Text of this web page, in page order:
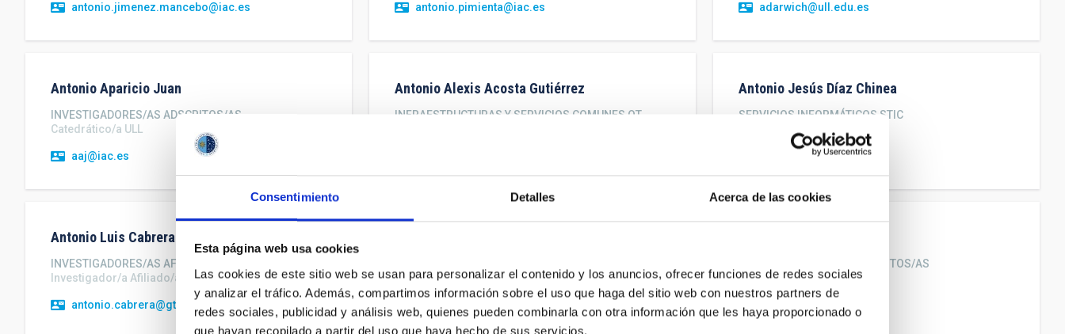
Consentimiento Detalles Acerca de las cookies
Esta página web usa cookies
Las cookies de este sitio web se usan para personalizar el contenido y los anuncios, ofrecer funciones de redes sociales
y analizar el tráfico. Además, compartimos información sobre el uso que haga del sitio web con nuestros partners de
redes sociales, publicidad y análisis web, quienes pueden combinarla con otra información que les haya proporcionado o
que hayan recopilado a partir del uso que haya hecho de sus servicios.
antonio.jimenez.mancebo@iac.es antonio.pimienta@iac.es adarwich@ull.edu.es
AntonioAparicio Juan
INVESTIGADORES/AS ADSCRITOS/AS
Catedrático/a ULL
aaj@iac.es
Antonio Alexis Acosta Gutiérrez
INFRAESTRUCTURAS Y SERVICIOS COMUNES OT
Antonio Jesús Díaz Chinea
SERVICIOS INFORMÁTICOS STIC
antonio.diaz@iac.es
Antonio Luis Cabrera Lavers
INVESTIGADORES/AS AFILIADOS/AS
Investigador/a Afiliado/a
antonio.cabrera@gtc.iac.es
PROF.UN.LAB.ULL
adicintio@iac.es
INVESTIGADORES/AS ADSCRITOS/AS
Catedrático/a ULL
ahd@iac.es